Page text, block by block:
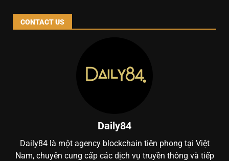
CONTACT US
Daily84
Daily84 là một agency blockchain tiên phong tại Việt
Nam, chuyên cung cấp các dịch vụ truyền thông và tiếp